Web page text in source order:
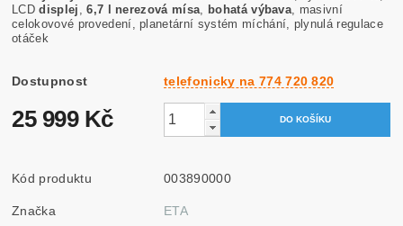
LCDdisplej ,6,7 l nerezová mísa bohatá výbava , masivní
celokovové provedení, planetární systém míchání, plynulá regulace
otáček
Dostupnost telefonicky na 774 720 820
25 999 Kč
Kód produktu 003890000
Značka ETA